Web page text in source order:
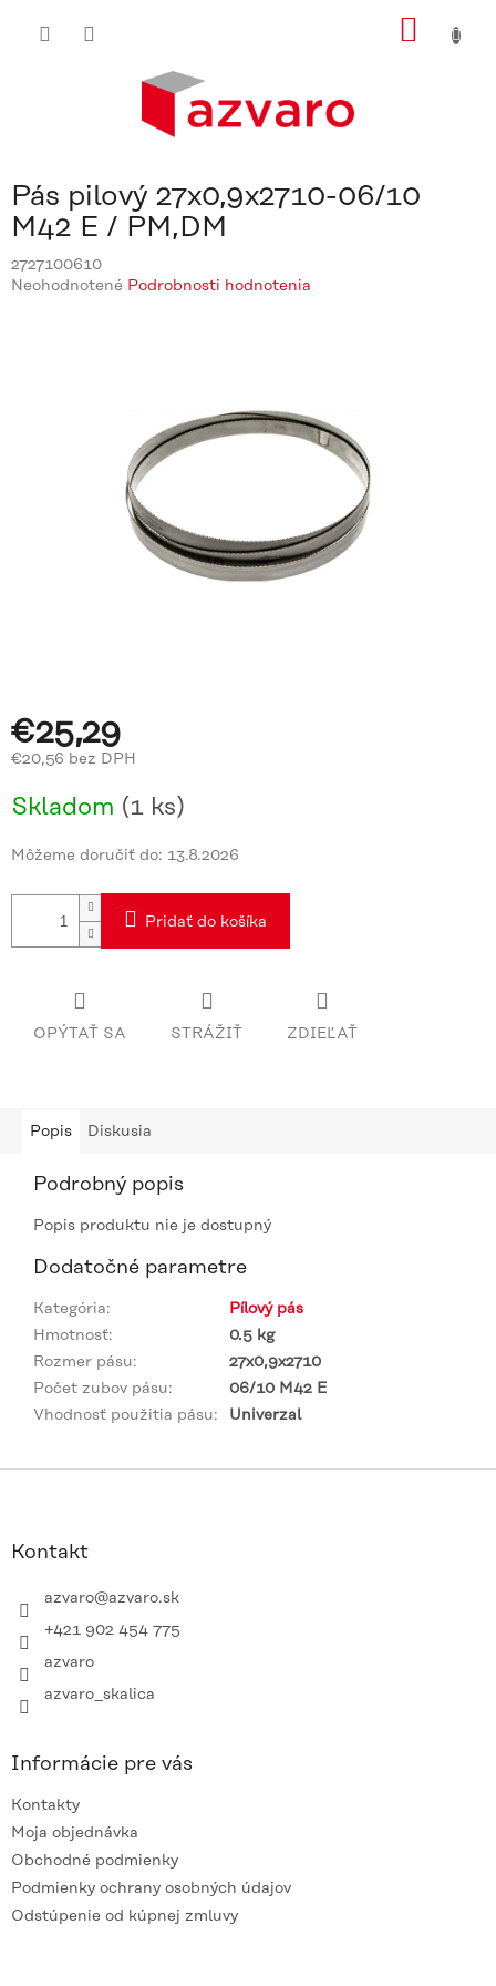
Pás pilový 27x0,9x2710-06/10
M42 E / PM,DM
2727100610
Priemerné
Neohodnotené Podrobnosti hodnotenia
€25,29
€20,56 bez DPH
cena:
Skladom (1 ks)
Môžeme doručiť do: 13.8.2026
Pridať do košíka
OPÝTAŤ SA STRÁŽIŤ ZDIEĽAŤ
Popis Diskusia
Podrobný popis
Popis produktu nie je dostupný
Dodatočné parametre
Kategória:
Pílový pás
Hmotnosť:
0.5 kg
Rozmer pásu:
27x0,9x2710
Počet zubov pásu:
06/10 M42 E
Vhodnosť použitia pásu: Univerzal
Kontakt
azvaro@azvaro.sk
+421 902 454 775
azvaro
azvaro_skalica
Informácie pre vás
Kontakty
Moja objednávka
Obchodné podmienky
Podmienky ochrany osobných údajov
Odstúpenie od kúpnej zmluvy